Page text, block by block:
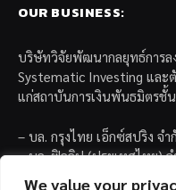
We value your
OUR BUSINESS:
บริษัทวิจัยพัฒนากลยุทธ์การ
Systematic Investing แล
แก่สถาบันการเงินพันธมิตรชั้
– บล. กรุงไทย เอ็กซ์สปริง จำ
– บล. ฟิลลิป (ประเทศไทย)